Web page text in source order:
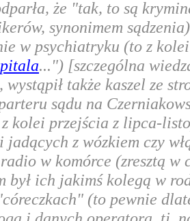
że "tak, to są
synonimem
w psychiatryku (to z
...") [szczególna
wystąpił także kaszel ze
sądu na
kolei przejścia z lipca-
z wózkiem czy
w komórce (zresztą w
był ich jakimś kolegą w
(to pewnie